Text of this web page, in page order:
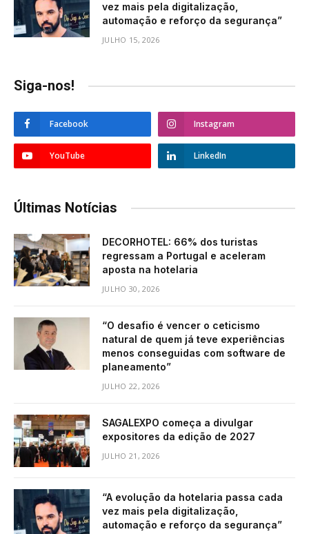
vez mais pela digitalização,
automação e reforço da segurança”
JULHO 15, 2026
Siga-nos!
Facebook Instagram
YouTube LinkedIn
Últimas Notícias
DECORHOTEL: 66% dos turistas
regressam a Portugal e aceleram
aposta na hotelaria
JULHO 30, 2026
“O desafio é vencer o ceticismo
natural de quem já teve experiências
menos conseguidas com software de
planeamento”
JULHO 22, 2026
SAGALEXPO começa a divulgar
expositores da edição de 2027
JULHO 21, 2026
“A evolução da hotelaria passa cada
vez mais pela digitalização,
automação e reforço da segurança”